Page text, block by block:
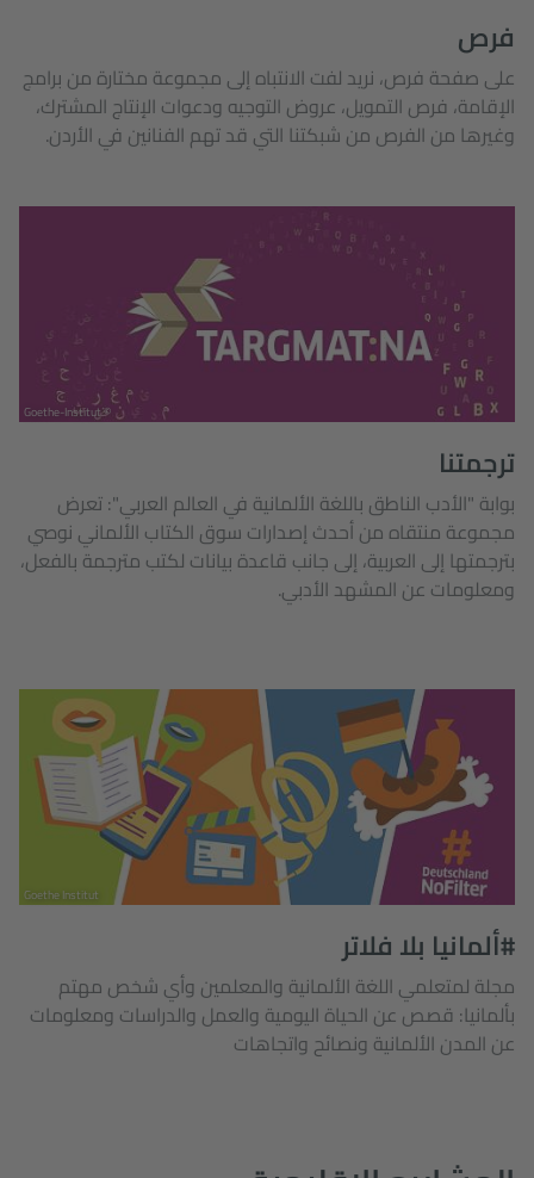
فرص
على صفحة فرص، نريد لفت الانتباه إلى مجموعة مختارة من برامج
الإقامة، فرص التمويل، عروض التوجيه ودعوات الإنتاج المشترك،
وغيرها من الفرص من شبكتنا التي قد تهم الفنانين في الأردن.
© Goethe-Institut
ترجمتنا
بوابة "الأدب الناطق باللغة الألمانية في العالم العربي": تعرض
مجموعة منتقاه من أحدث إصدارات سوق الكتاب الألماني نوصي
بترجمتها إلى العربية، إلى جانب قاعدة بيانات لكتب مترجمة بالفعل،
ومعلومات عن المشهد الأدبي.
Goethe Institut
#ألمانيا بلا فلاتر
مجلة لمتعلمي اللغة الألمانية والمعلمين وأي شخص مهتم
بألمانيا: قصص عن الحياة اليومية والعمل والدراسات ومعلومات
عن المدن الألمانية ونصائح واتجاهات